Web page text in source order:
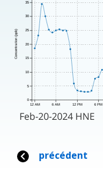
12 AM 6 AM 12 PM 6 PM
Concentration (ppb)
0
5
10
15
20
25
30
35
Feb-20-2024 HNE
précédent